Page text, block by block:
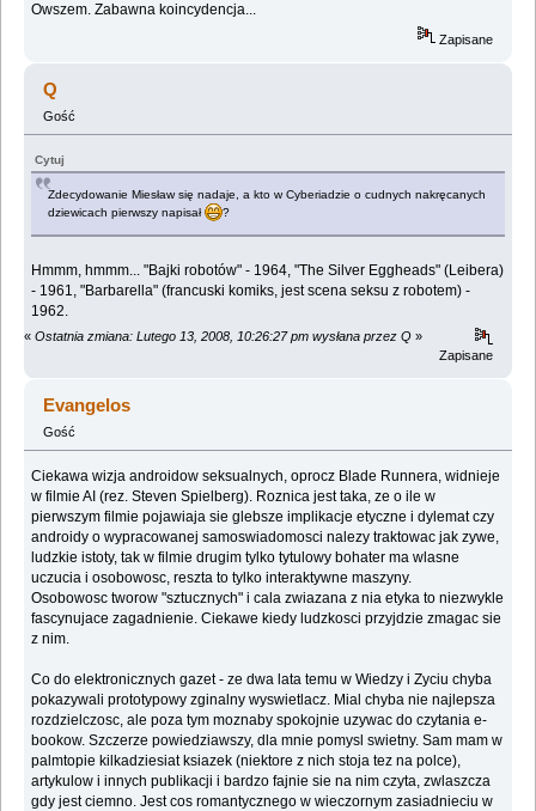
Owszem. Zabawna koincydencja...
Zapisane
Q
Gość
Cytuj
Zdecydowanie Miesław się nadaje, a kto w Cyberiadzie o cudnych nakręcanych
dziewicach pierwszy napisał
?
Hmmm, hmmm... "Bajki robotów" - 1964, "The Silver Eggheads" (Leibera)
- 1961, "Barbarella" (francuski komiks, jest scena seksu z robotem) -
1962.
« Ostatnia zmiana: Lutego 13, 2008, 10:26:27 pm wysłana przez Q »
Zapisane
Evangelos
Gość
Ciekawa wizja androidow seksualnych, oprocz Blade Runnera, widnieje
w filmie AI (rez. Steven Spielberg). Roznica jest taka, ze o ile w
pierwszym filmie pojawiaja sie glebsze implikacje etyczne i dylemat czy
androidy o wypracowanej samoswiadomosci nalezy traktowac jak zywe,
ludzkie istoty, tak w filmie drugim tylko tytulowy bohater ma wlasne
uczucia i osobowosc, reszta to tylko interaktywne maszyny.
Osobowosc tworow "sztucznych" i cala zwiazana z nia etyka to niezwykle
fascynujace zagadnienie. Ciekawe kiedy ludzkosci przyjdzie zmagac sie
z nim.
Co do elektronicznych gazet - ze dwa lata temu w Wiedzy i Zyciu chyba
pokazywali prototypowy zginalny wyswietlacz. Mial chyba nie najlepsza
rozdzielczosc, ale poza tym moznaby spokojnie uzywac do czytania e-
bookow. Szczerze powiedziawszy, dla mnie pomysl swietny. Sam mam w
palmtopie kilkadziesiat ksiazek (niektore z nich stoja tez na polce),
artykulow i innych publikacji i bardzo fajnie sie na nim czyta, zwlaszcza
gdy jest ciemno. Jest cos romantycznego w wieczornym zasiadnieciu w